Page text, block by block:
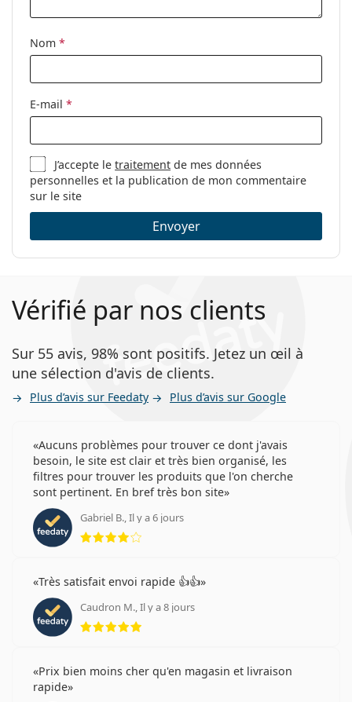
Clip-on:
Non
Accessoires
nettoyage:
Sexe:
Pour femmes
Catégorie:
Lunettes de vue
Marque:
Hugo Boss
Code:
1611 1ED 19 50
Nom *
E-mail *
J’accepte letraitement de mes données
personnelles et la publication de mon commentaire
sur le site
Envoyer
Vérifié par nos clients
Sur 55 avis, 98% sont positifs. Jetez un œil à
une sélection d'avis de clients.
Plus d’avis sur Feedaty Plus d’avis sur Google
Aucuns problèmes pour trouver ce dont j'avais
besoin, le site est clair et très bien organisé, les
filtres pour trouver les produits que l'on cherche
sont pertinent. En bref très bon site
Gabriel B., Il y a 6 jours
évaluation 4 sur 5
Très satisfait envoi rapide 👍👍
Caudron M., Il y a 8 jours
évaluation 5 sur 5
Prix bien moins cher qu'en magasin et livraison
rapide